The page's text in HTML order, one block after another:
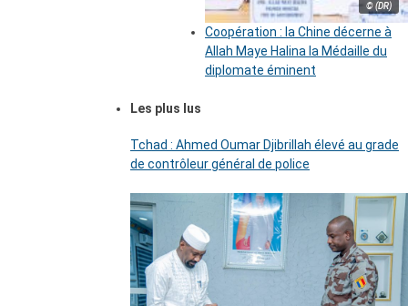
© (DR)
Coopération : la Chine décerne à
Allah Maye Halina la Médaille du
diplomate éminent
Les plus lus
Tchad : Ahmed Oumar Djibrillah élevé au grade
de contrôleur général de police